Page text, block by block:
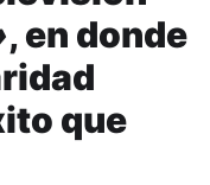
, en donde
que